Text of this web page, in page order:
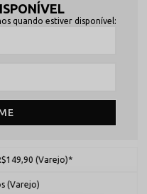
quando estiver disponível:
(Varejo)*
(Varejo)